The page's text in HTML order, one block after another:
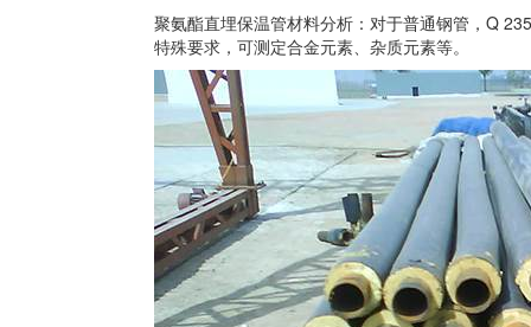
聚氨酯直埋保温管材料分析：对于普通钢管，Q
特殊要求，可测定合金元素、杂质元素等。